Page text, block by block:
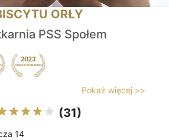
ORŁY
PSS Społem
Pokaż więcej >>
(31)
14